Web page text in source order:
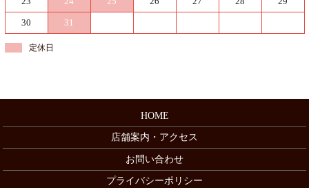
30 31
定休日
HOME
店舗案内・アクセス
お問い合わせ
プライバシーポリシー